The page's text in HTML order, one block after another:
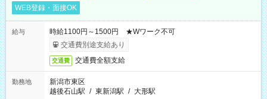
WEB登録・面接OK
給与
時給1100円～1500円 ★Wワーク不可
交通費別途支給あり
交通費 交通費全額支給
勤務地
新潟市東区
越後石山駅 / 東新潟駅 / 大形駅